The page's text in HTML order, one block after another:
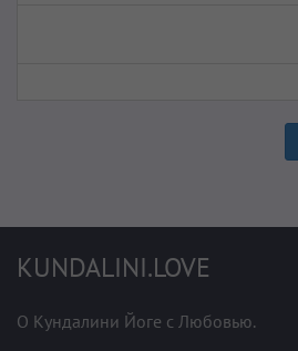
KUNDALINI.LOVE
О Кундалини Йоге с Любовью.